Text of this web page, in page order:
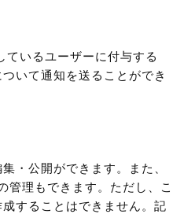
ているユーザーに付与する
いて通知を送ることができ
・公開ができます。また、
管理もできます。ただし、こ
することはできません。記